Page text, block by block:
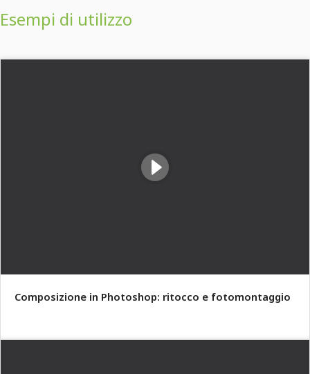
Esempi di utilizzo
Composizione in Photoshop: ritocco e fotomontaggio